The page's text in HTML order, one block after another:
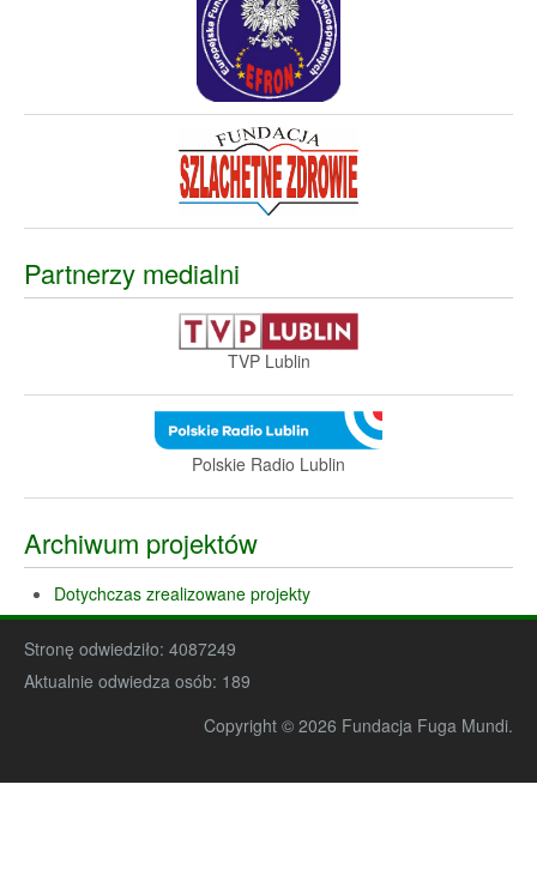
Partnerzy medialni
TVP Lublin
Polskie Radio Lublin
Archiwum projektów
Dotychczas zrealizowane projekty
Stronę odwiedziło: 4087249
Aktualnie odwiedza osób: 189
Copyright © 2026 Fundacja Fuga Mundi.